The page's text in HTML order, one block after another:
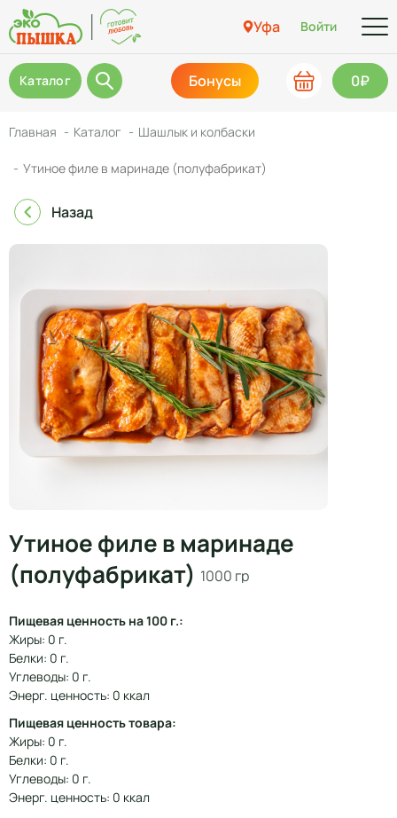
Уфа Войти
Каталог Бонусы 0₽
Главная Каталог Шашлык и колбаски
Утиное филе в маринаде (полуфабрикат)
Назад
Утиное филе в маринаде
(полуфабрикат) 1000 гр
Пищевая ценность на 100 г.:
Жиры: 0 г.
Белки: 0 г.
Углеводы: 0 г.
Энерг. ценность: 0 ккал
Пищевая ценность товара:
Жиры: 0 г.
Белки: 0 г.
Углеводы: 0 г.
Энерг. ценность: 0 ккал